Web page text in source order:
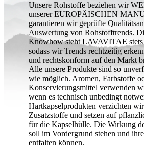
Unsere Rohstoffe beziehen wir
unserer EUROPÄISCHEN
garantieren wir geprüfte
Auswertung von Rohstofftrends.
Knowhow steht LAVAVITAE
sodass wir Trends rechtzeitig
und rechtskonform auf den Markt
Alle unsere Produkte sind so
wie möglich. Aromen, Farbstoffe
Konservierungsmittel verwenden
wenn es technisch unbedingt
Hartkapselprodukten verzichten
Zusatzstoffe und setzen auf
für die Kapselhülle. Die Wirkung
soll im Vordergrund stehen und
entfalten können.